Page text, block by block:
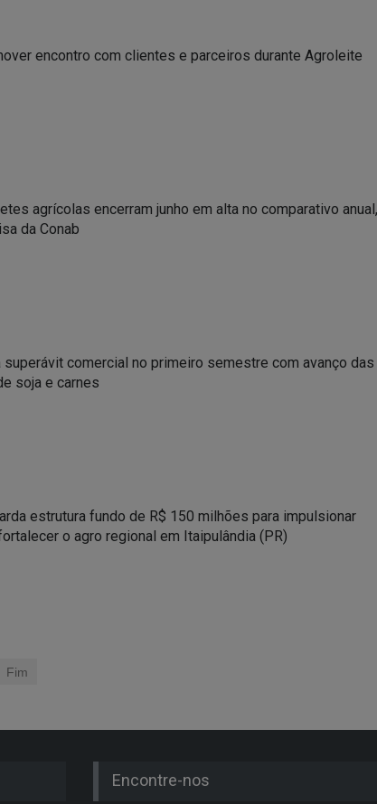
encontro com clientes e parceiros durante Agroleite
agrícolas encerram junho em alta no comparativo anual,
da Conab
superávit comercial no primeiro semestre com avanço das
soja e carnes
estrutura fundo de R$ 150 milhões para impulsionar
o agro regional em Itaipulândia (PR)
Fim
Encontre-nos